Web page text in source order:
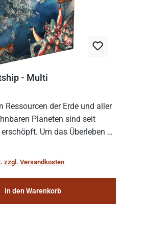
- Multi
Ressourcen der Erde und aller
Planeten sind seit
Um das Überleben zu
die sogenannten
gebaut. Auf diesen
zzgl. Versandkosten
In den Warenkorb